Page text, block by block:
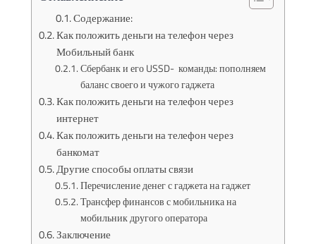
Содержание:
Как положить деньги на телефон через
Мобильный банк
Сбербанк и его USSD- команды: пополняем
баланс своего и чужого гаджета
Как положить деньги на телефон через
интернет
Как положить деньги на телефон через
банкомат
Другие способы оплаты связи
Перечисление денег с гаджета на гаджет
Трансфер финансов с мобильника на
мобильник другого оператора
Заключение